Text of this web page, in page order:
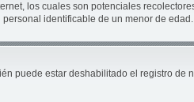
los cuales son potenciales
identificable de un menor de edad.
puede estar deshabilitado el registro de